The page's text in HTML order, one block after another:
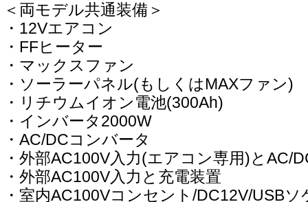
＜両モデル共通装備＞
・12Vエアコン
・FFヒーター
・マックスファン
・ソーラーパネル(もしくはMAXファン)
・リチウムイオン電池(300Ah)
・インバータ2000W
・AC/DCコンバータ
・外部AC100V入力(エアコン専用)とAC/
・外部AC100V入力と充電装置
・室内AC100Vコンセント/DC12V/USBソ